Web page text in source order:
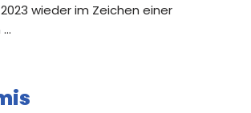
wieder im Zeichen einer
…